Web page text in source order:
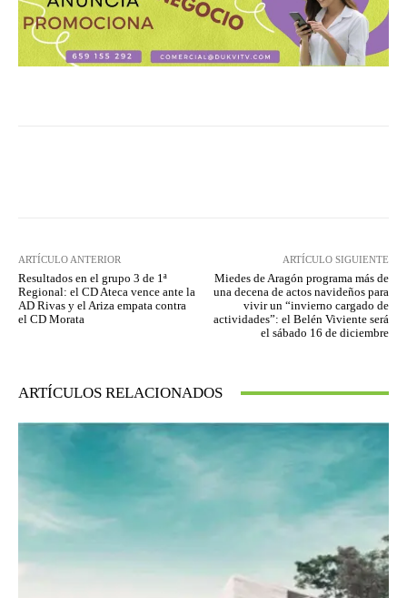
ARTÍCULO ANTERIOR
Resultados en el grupo 3 de 1ª
Regional: el CD Ateca vence ante la
AD Rivas y el Ariza empata contra
el CD Morata
ARTÍCULO SIGUIENTE
Miedes de Aragón programa más de
una decena de actos navideños para
vivir un “invierno cargado de
actividades”: el Belén Viviente será
el sábado 16 de diciembre
ARTÍCULOS RELACIONADOS